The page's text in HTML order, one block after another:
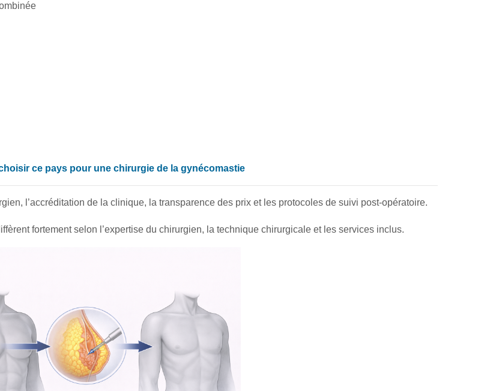
ce pays pour une chirurgie de la gynécomastie
l’accréditation de la clinique, la transparence des prix et les protocoles de suivi post-opératoire.
fortement selon l’expertise du chirurgien, la technique chirurgicale et les services inclus.